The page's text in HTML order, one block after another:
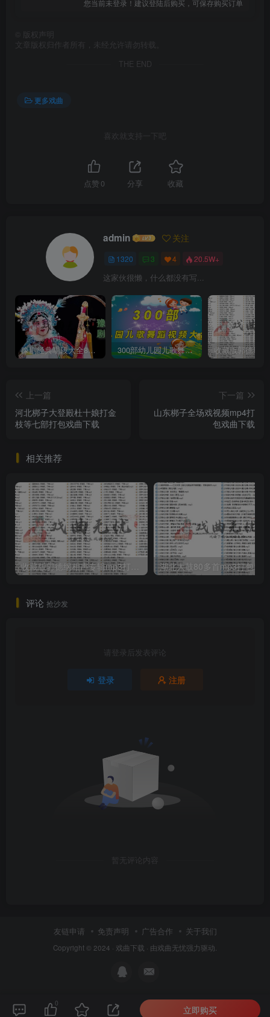
您当前未登录！建议登陆后购买，可保存购买订单
版权声明
文章版权归作者所有，未经允许请勿转载。
THE END
更多戏曲
喜欢就支持一下吧
点赞 0 分享 收藏
admin 关注
1320 3 4 20.5W+
这家伙很懒，什么都没有写...
豫剧经典唱段大全850首mp3打包戏曲下载 300部幼儿园儿歌舞蹈视频大合集
上一篇
河北梆子大登殿杜十娘打金
枝等七部打包戏曲下载
下一篇
山东梆子全场戏视频mp4打
包戏曲下载
相关推荐
评论 抢沙发
请登录后发表评论
登录 注册
暂无评论内容
友链申请 免责声明 广告合作 关于我们
Copyright © 2024 · 戏曲下载 · 由戏曲无忧强力驱动.
0
立即购买